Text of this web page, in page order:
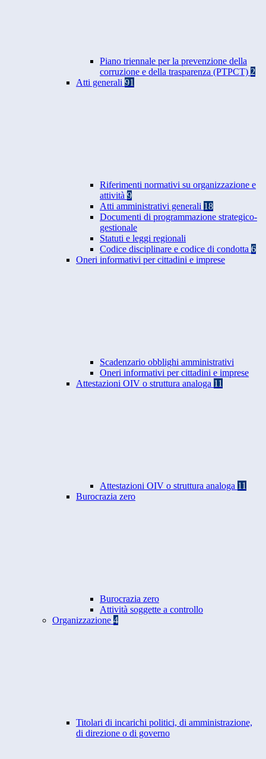
Piano triennale per la prevenzione della
corruzione e della trasparenza (PTPCT) 2
Atti generali 91
Riferimenti normativi su organizzazione e
attività 9
Atti amministrativi generali 18
Documenti di programmazione strategico-
gestionale
Statuti e leggi regionali
Codice disciplinare e codice di condotta 6
Oneri informativi per cittadini e imprese
Scadenzario obblighi amministrativi
Oneri informativi per cittadini e imprese
Attestazioni OIV o struttura analoga 11
Attestazioni OIV o struttura analoga 11
Burocrazia zero
Burocrazia zero
Attività soggette a controllo
Organizzazione 4
Titolari di incarichi politici, di amministrazione,
di direzione o di governo